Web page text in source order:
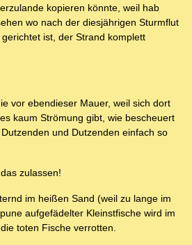
kopieren könnte, weil hab
wo nach der diesjährigen Sturmflut
ist, der Strand komplett
vor ebendieser Mauer, weil sich dort
kaum Strömung gibt, wie bescheuert
und Dutzenden einfach so
zulassen!
im heißen Sand (weil zu lange im
aufgefädelter Kleinstfische wird im
toten Fische verrotten.